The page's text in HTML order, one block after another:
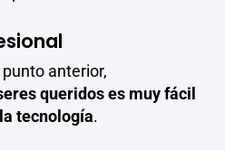
anterior,
queridos es muy fácil
tecnología.